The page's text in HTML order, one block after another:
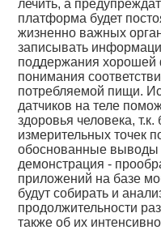
лечить, а
платформа будет
жизненно важных
записывать
поддержания
понимания
потребляемой пищи.
датчиков на теле
здоровья человека,
измерительных точек
обоснованные выводы
демонстрация -
приложений на базе
будут собирать и
продолжительности
также об их